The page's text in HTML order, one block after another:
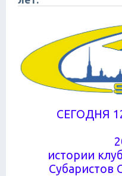
СЕГОДНЯ
истории
Субаристов